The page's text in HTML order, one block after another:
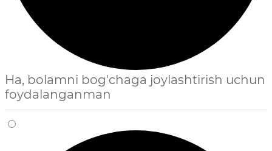
Ha, bolamni bog'chaga joylashtirish uchun
foydalanganman